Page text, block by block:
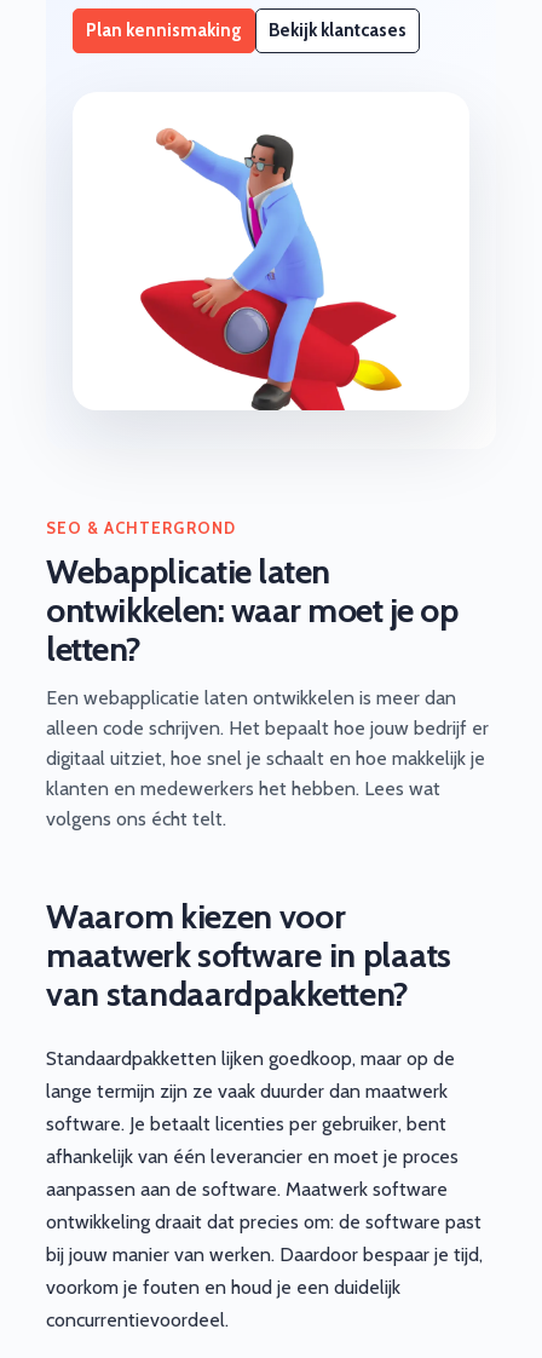
Plan kennismaking Bekijk klantcases
SEO & ACHTERGROND
Webapplicatie laten
ontwikkelen: waar moet je op
letten?
Een webapplicatie laten ontwikkelen is meer dan
alleen code schrijven. Het bepaalt hoe jouw bedrijf er
digitaal uitziet, hoe snel je schaalt en hoe makkelijk je
klanten en medewerkers het hebben. Lees wat
volgens ons écht telt.
Waarom kiezen voor
maatwerk software in plaats
van standaardpakketten?
Standaardpakketten lijken goedkoop, maar op de
lange termijn zijn ze vaak duurder dan maatwerk
software. Je betaalt licenties per gebruiker, bent
afhankelijk van één leverancier en moet je proces
aanpassen aan de software. Maatwerk software
ontwikkeling draait dat precies om: de software past
bij jouw manier van werken. Daardoor bespaar je tijd,
voorkom je fouten en houd je een duidelijk
concurrentievoordeel.